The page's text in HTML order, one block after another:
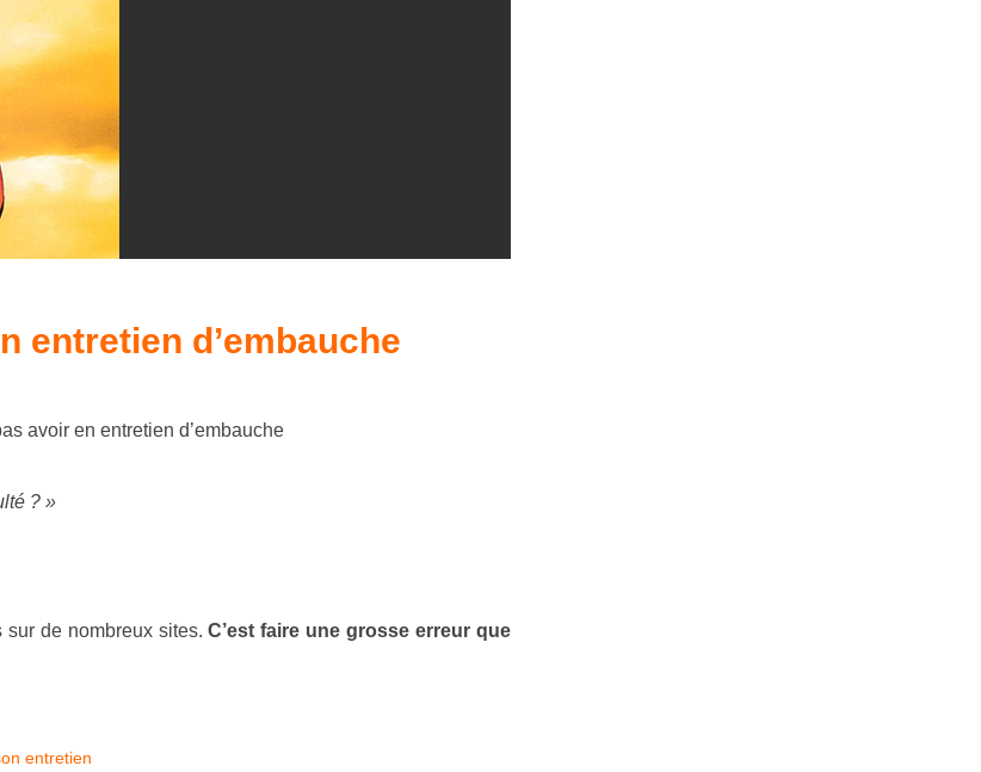
entretien d’embauche
avoir en entretien d’embauche
? »
sur de nombreux sites.C’est faire une grosse erreur que
entretien